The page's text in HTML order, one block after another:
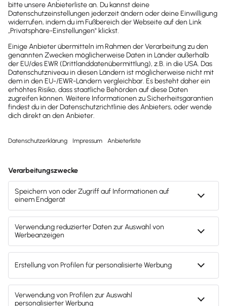
So unterschiedlich die Anforderungen und
Bedürfnisse der einzelnen Branchen und deines
Unternehmens sind – mit unseremflexiblen
Partner-Angebotbieten wir dir die passende
Lösung für die Buchhaltungsanbindung. Erfahre
durch unsere Case Studies, welche Vorteile Lexware
Office dem jeweiligen Unternehmen bieten, und
überzeuge dich von unserer Software sowie
Alle Case Studies in der Übersicht
Mach's dir leicht und gib deinem Business den
entscheidenden Push – mit unserer Software für
Buchhaltung & Lohn.